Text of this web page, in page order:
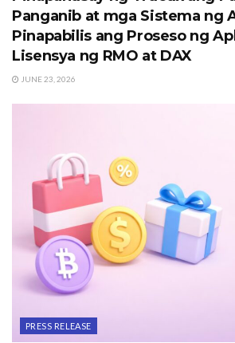
Panganib at mga Sistema ng
Pinapabilis ang Proseso ng
Lisensya ng RMO at DAX
JUNE 23, 2026
PRESS RELEASE